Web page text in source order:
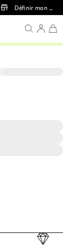
principal
Définir mon